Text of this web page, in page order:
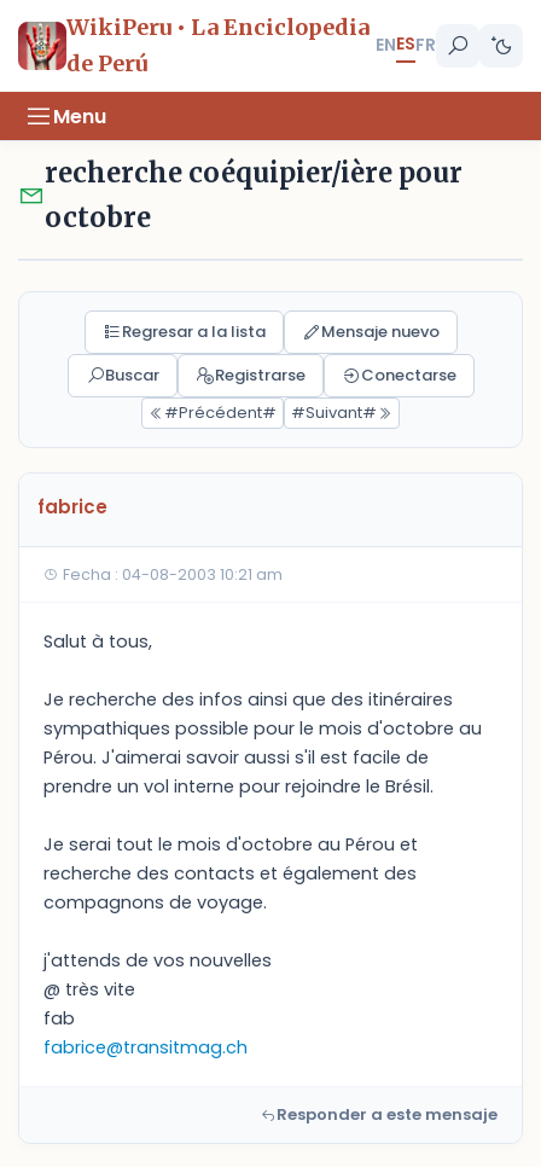
WikiPeru • La Enciclopedia
de Perú
ENESFR
Menu
recherche coéquipier/ière pour
octobre
Regresar a la lista
Mensaje nuevo
Buscar
Registrarse
Conectarse
#Précédent#
#Suivant#
fabrice
Fecha : 04-08-2003 10:21 am
Salut à tous,
Je recherche des infos ainsi que des itinéraires
sympathiques possible pour le mois d'octobre au
Pérou. J'aimerai savoir aussi s'il est facile de
prendre un vol interne pour rejoindre le Brésil.
Je serai tout le mois d'octobre au Pérou et
recherche des contacts et également des
compagnons de voyage.
j'attends de vos nouvelles
@ très vite
fab
fabrice@transitmag.ch
Responder a este mensaje